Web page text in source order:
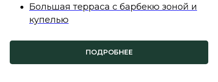
Большая терраса с барбекю зоной и
купелью
ПОДРОБНЕЕ